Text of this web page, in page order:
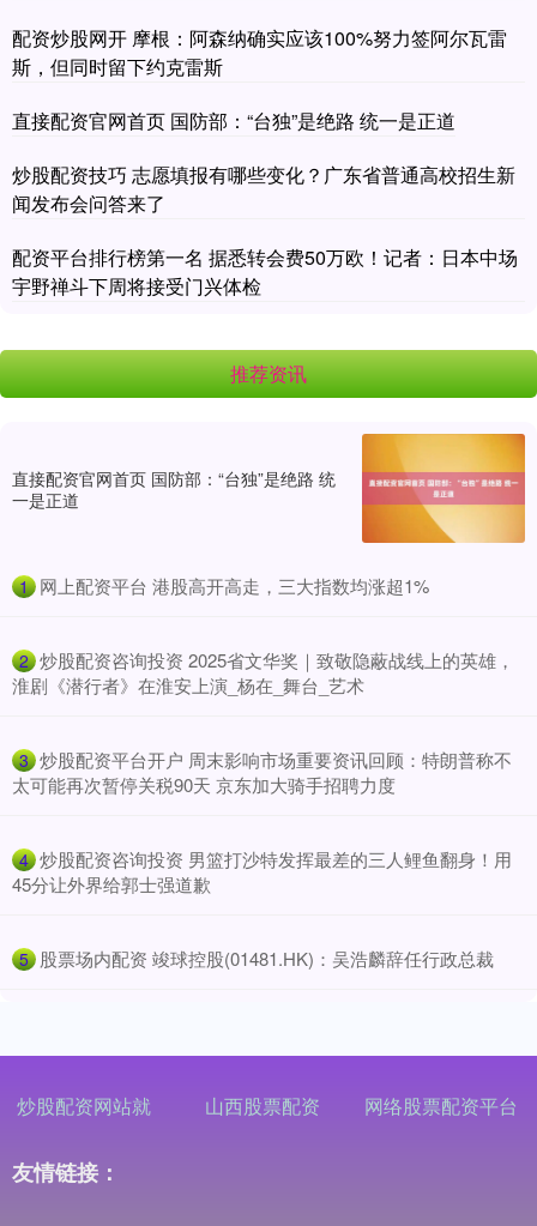
配资炒股网开 摩根：阿森纳确实应该100%努力签阿尔瓦雷
斯，但同时留下约克雷斯
直接配资官网首页 国防部：“台独”是绝路 统一是正道
炒股配资技巧 志愿填报有哪些变化？广东省普通高校招生新
闻发布会问答来了
配资平台排行榜第一名 据悉转会费50万欧！记者：日本中场
宇野禅斗下周将接受门兴体检
推荐资讯
直接配资官网首页 国防部：“台独”是绝路 统
一是正道
1 ​网上配资平台 港股高开高走，三大指数均涨超1%
2 ​炒股配资咨询投资 2025省文华奖｜致敬隐蔽战线上的英雄，
淮剧《潜行者》在淮安上演_杨在_舞台_艺术
3 ​炒股配资平台开户 周末影响市场重要资讯回顾：特朗普称不
太可能再次暂停关税90天 京东加大骑手招聘力度
4 ​炒股配资咨询投资 男篮打沙特发挥最差的三人鲤鱼翻身！用
45分让外界给郭士强道歉
5 ​股票场内配资 竣球控股(01481.HK)：吴浩麟辞任行政总裁
炒股配资网站就 山西股票配资 网络股票配资平台
友情链接：